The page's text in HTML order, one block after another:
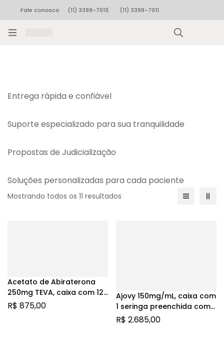
Fale conosco (11) 3399-7011|
(11) 3399-7011
Entrega rápida e confiável
Suporte especializado para sua tranquilidade
Propostas de Judicialização
Soluções personalizadas para cada paciente
Mostrando todos os 11 resultados
Acetato de Abiraterona
250mg TEVA, caixa com 120
comprimidos revestidos
R$ 875,00
Ajovy 150mg/mL, caixa com
1 seringa preenchida com
1,5mL de solução de uso
R$ 2.685,00